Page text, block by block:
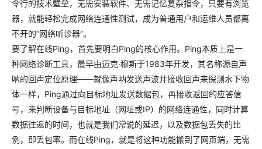
令行的技术壁垒，无需安装软件、无需记忆复杂指令，只要有浏览
器，就能轻松完成网络连通性测试，成为普通用户和运维人员都离
不开的“网络听诊器”。
要了解在线Ping，首先要明白Ping的核心作用。Ping本质上是一
种网络诊断工具，最早由迈克·穆斯于1983年开发，其名称源自声
呐的回声定位原理——就像声呐发送声波并接收回声来探测水下物
体一样，Ping通过向目标地址发送数据包，再接收返回的应答信
号，来判断设备与目标地址（网址或IP）的网络连通性，同时计算
数据往返的时间，也就是我们常说的延迟，以及数据包丢失的比
例，即丢包率。而在线Ping，就是将这种功能搬到了网页端，无需